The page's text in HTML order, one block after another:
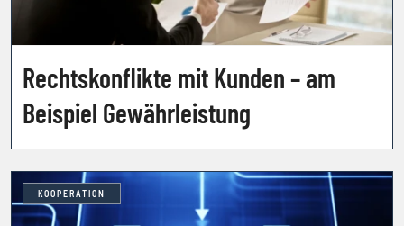
Rechtskonflikte mit Kunden – am
Beispiel Gewährleistung
KOOPERATION